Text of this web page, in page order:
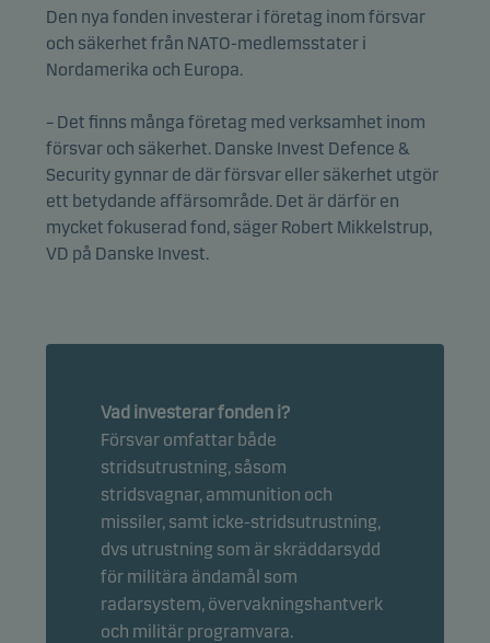
Den nya fonden investerar i företag inom försvar
och säkerhet från NATO-medlemsstater i
Nordamerika och Europa.
– Det finns många företag med verksamhet inom
försvar och säkerhet. Danske Invest Defence &
Security gynnar de där försvar eller säkerhet utgör
ett betydande affärsområde. Det är därför en
mycket fokuserad fond, säger Robert Mikkelstrup,
VD på Danske Invest.
Vad investerar fonden i?
Försvar omfattar både
stridsutrustning, såsom
stridsvagnar, ammunition och
missiler, samt icke-stridsutrustning,
dvs utrustning som är skräddarsydd
för militära ändamål som
radarsystem, övervakningshantverk
och militär programvara.